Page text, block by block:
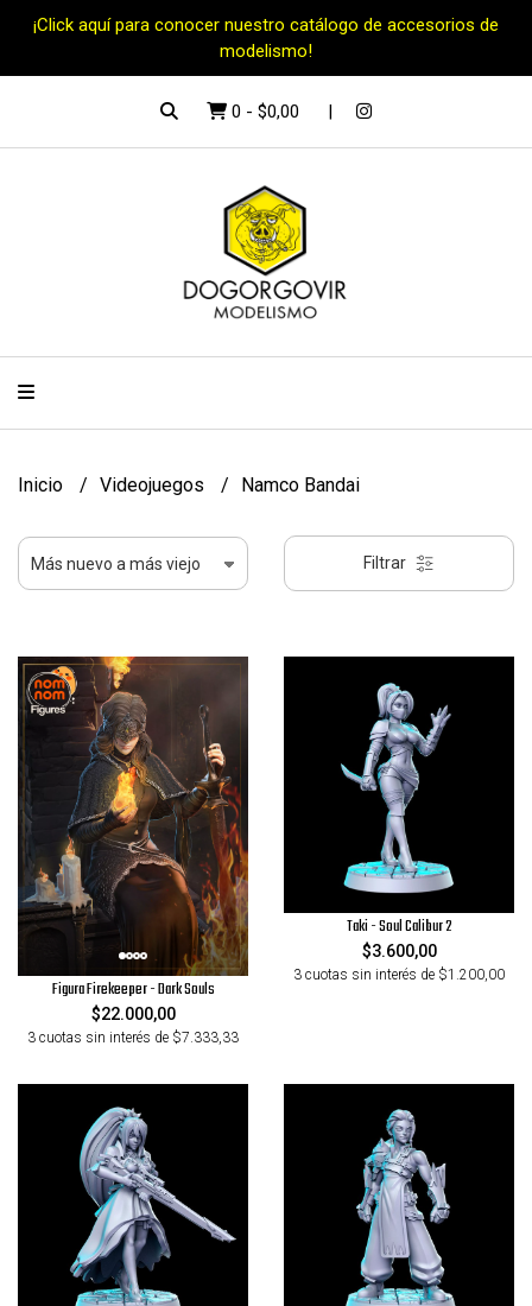
¡Click aquí para conocer nuestro catálogo de accesorios de
modelismo!
0 - $0,00
Inicio Videojuegos Namco Bandai
Filtrar
Figura Firekeeper - Dark Souls
$22.000,00
3 cuotas sin interés de $7.333,33
Taki - Soul Calibur 2
$3.600,00
3 cuotas sin interés de $1.200,00